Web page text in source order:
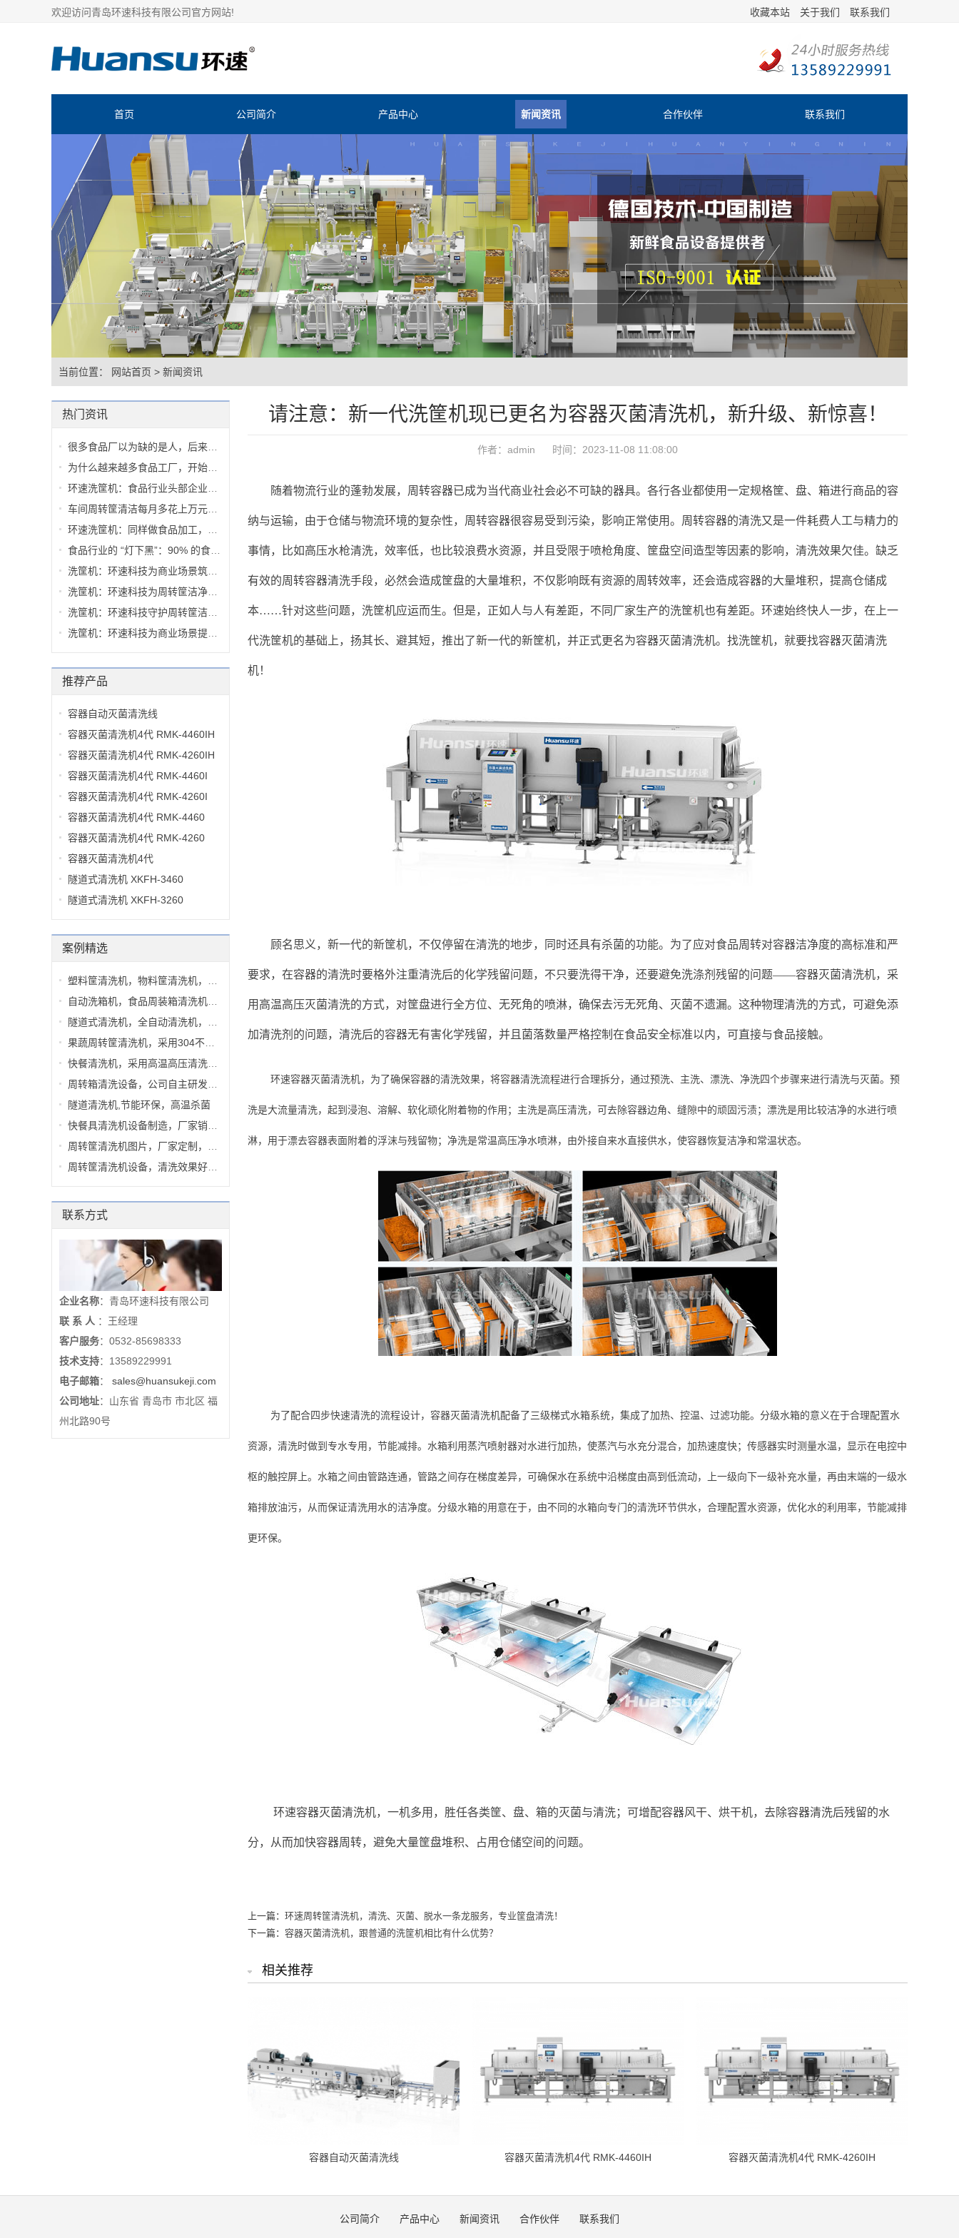
欢迎访问青岛环速科技有限公司官方网站! 收藏本站 关于我们 联系我们
首页 公司简介 产品中心 新闻资讯 合作伙伴 联系我们
当前位置： 网站首页 > 新闻资讯
请注意：新一代洗筐机现已更名为容器灭菌清洗机，新升级、新惊喜！
作者：admin 时间：2023-11-08 11:08:00
随着物流行业的蓬勃发展，周转容器已成为当代商业社会必不可缺的器具。各行各业都使用一定规格筐、盘、箱进行商品的容
纳与运输，由于仓储与物流环境的复杂性，周转容器很容易受到污染，影响正常使用。周转容器的清洗又是一件耗费人工与精力的
事情，比如高压水枪清洗，效率低，也比较浪费水资源，并且受限于喷枪角度、筐盘空间造型等因素的影响，清洗效果欠佳。缺乏
有效的周转容器清洗手段，必然会造成筐盘的大量堆积，不仅影响既有资源的周转效率，还会造成容器的大量堆积，提高仓储成
本……针对这些问题，洗筐机应运而生。但是，正如人与人有差距，不同厂家生产的洗筐机也有差距。环速始终快人一步，在上一
代洗筐机的基础上，扬其长、避其短，推出了新一代的新筐机，并正式更名为容器灭菌清洗机。找洗筐机，就要找容器灭菌清洗
机！
顾名思义，新一代的新筐机，不仅停留在清洗的地步，同时还具有杀菌的功能。为了应对食品周转对容器洁净度的高标准和严
要求，在容器的清洗时要格外注重清洗后的化学残留问题，不只要洗得干净，还要避免洗涤剂残留的问题——容器灭菌清洗机，采
用高温高压灭菌清洗的方式，对筐盘进行全方位、无死角的喷淋，确保去污无死角、灭菌不遗漏。这种物理清洗的方式，可避免添
加清洗剂的问题，清洗后的容器无有害化学残留，并且菌落数量严格控制在食品安全标准以内，可直接与食品接触。
环速容器灭菌清洗机，为了确保容器的清洗效果，将容器清洗流程进行合理拆分，通过预洗、主洗、漂洗、净洗四个步骤来进行清洗与灭菌。预
洗是大流量清洗，起到浸泡、溶解、软化顽化附着物的作用；主洗是高压清洗，可去除容器边角、缝隙中的顽固污渍；漂洗是用比较洁净的水进行喷
淋，用于漂去容器表面附着的浮沫与残留物；净洗是常温高压净水喷淋，由外接自来水直接供水，使容器恢复洁净和常温状态。
为了配合四步快速清洗的流程设计，容器灭菌清洗机配备了三级梯式水箱系统，集成了加热、控温、过滤功能。分级水箱的意义在于合理配置水
资源，清洗时做到专水专用，节能减排。水箱利用蒸汽喷射器对水进行加热，使蒸汽与水充分混合，加热速度快；传感器实时测量水温，显示在电控中
枢的触控屏上。水箱之间由管路连通，管路之间存在梯度差异，可确保水在系统中沿梯度由高到低流动，上一级向下一级补充水量，再由末端的一级水
箱排放油污，从而保证清洗用水的洁净度。分级水箱的用意在于，由不同的水箱向专门的清洗环节供水，合理配置水资源，优化水的利用率，节能减排
更环保。
环速容器灭菌清洗机，一机多用，胜任各类筐、盘、箱的灭菌与清洗；可增配容器风干、烘干机，去除容器清洗后残留的水
分，从而加快容器周转，避免大量筐盘堆积、占用仓储空间的问题。
上一篇： 环速周转筐清洗机，清洗、灭菌、脱水一条龙服务，专业筐盘清洗！
下一篇： 容器灭菌清洗机，跟普通的洗筐机相比有什么优势？
相关推荐
容器自动灭菌清洗线 容器灭菌清洗机4代 RMK-4460IH 容器灭菌清洗机4代 RMK-4260IH
热门资讯
推荐产品
容器自动灭菌清洗线
容器灭菌清洗机4代 RMK-4460IH
容器灭菌清洗机4代 RMK-4260IH
容器灭菌清洗机4代 RMK-4460I
容器灭菌清洗机4代 RMK-4260I
容器灭菌清洗机4代 RMK-4460
容器灭菌清洗机4代 RMK-4260
容器灭菌清洗机4代
隧道式清洗机 XKFH-3460
隧道式清洗机 XKFH-3260
案例精选
隧道清洗机,节能环保，高温杀菌
联系方式
企业名称：青岛环速科技有限公司
联 系 人 ：王经理
客户服务：0532-85698333
技术支持：13589229991
电子邮箱： sales@huansukeji.com
公司地址：山东省 青岛市 市北区 福
州北路90号
公司简介 产品中心 新闻资讯 合作伙伴 联系我们